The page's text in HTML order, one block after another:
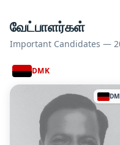
வேட்பாளர்கள்
Important Candidates —
DMK